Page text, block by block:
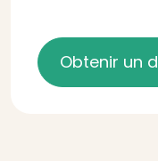
Obtenir un